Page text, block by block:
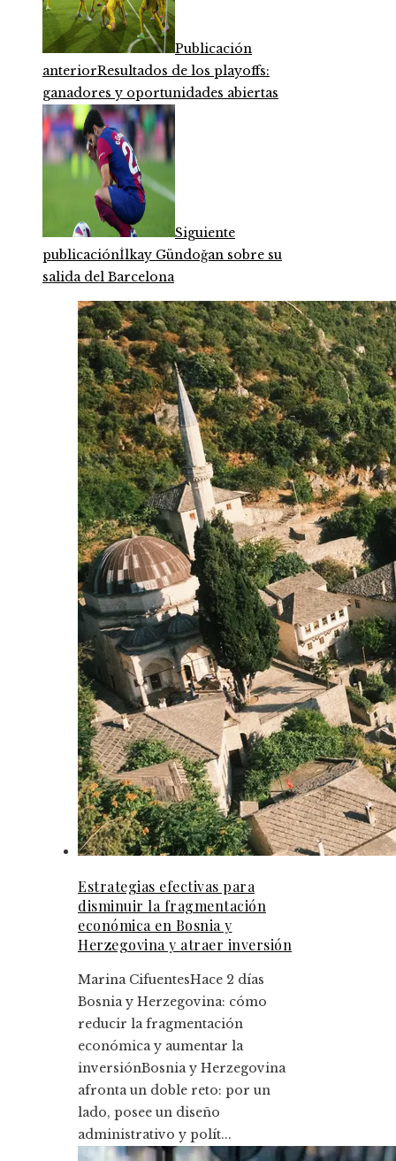
Publicación
anteriorResultados de los playoffs:
ganadores y oportunidades abiertas
Siguiente
publicaciónİlkay Gündoğan sobre su
salida del Barcelona
Estrategias efectivas para
disminuir la fragmentación
económica en Bosnia y
Herzegovina y atraer inversión
Marina CifuentesHace 2 días
Bosnia y Herzegovina: cómo
reducir la fragmentación
económica y aumentar la
inversiónBosnia y Herzegovina
afronta un doble reto: por un
lado, posee un diseño
administrativo y polít...